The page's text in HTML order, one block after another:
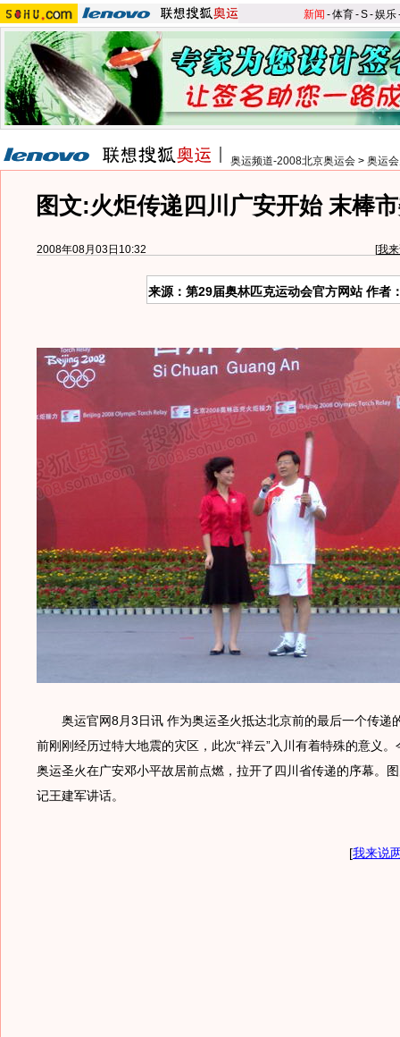
新闻 -体育-S-娱乐
奥运频道-2008北京奥运会 > 奥运
图文:火炬传递四川广安开始 末棒
2008年08月03日10:32 [我
来源：第29届奥林匹克运动会官方网站 作者
奥运官网8月3日讯 作为奥运圣火抵达北京前的最后一个传递
前刚刚经历过特大地震的灾区，此次“祥云”入川有着特殊的意义
奥运圣火在广安邓小平故居前点燃，拉开了四川省传递的序幕。
记王建军讲话。
[我来说